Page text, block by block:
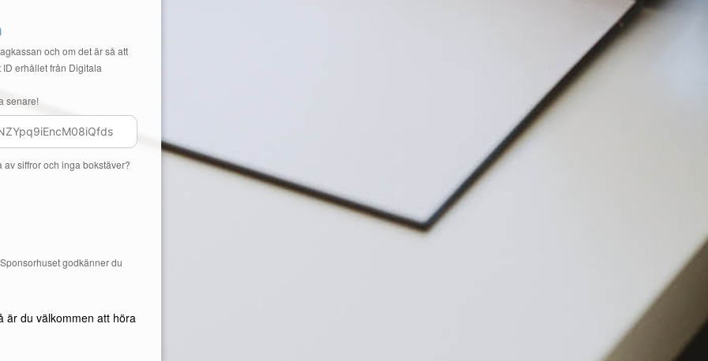
och om det är så att
erhållet från Digitala
senare!
siffror och inga bokstäver?
godkänner du
är du välkommen att höra